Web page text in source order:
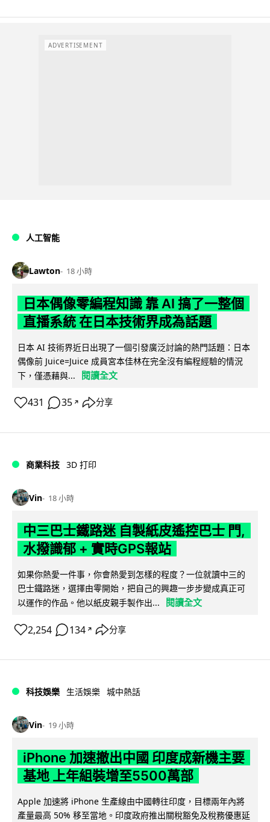
ADVERTISEMENT
人工智能
Lawton 18 小時
日本偶像零編程知識 靠 AI 搞了一整個
直播系統 在日本技術界成為話題
日本 AI 技術界近日出現了一個引發廣泛討論的熱門話題：日本
偶像前 Juice=Juice 成員宮本佳林在完全沒有編程經驗的情況
下，僅憑藉與...
閱讀全文
431 35 ↗ 分享
商業科技 3D 打印
Vin 18 小時
中三巴士鐵路迷 自製紙皮遙控巴士 門,
水撥識郁 + 實時GPS報站
如果你熱愛一件事，你會熱愛到怎樣的程度？一位就讀中三的
巴士鐵路迷，選擇由零開始，把自己的興趣一步步變成真正可
以運作的作品。他以紙皮親手製作出...
閱讀全文
2,254 134 ↗ 分享
科技娛樂 生活娛樂 城中熱話
Vin 19 小時
iPhone 加速撤出中國 印度成新機主要
基地 上年組裝增至5500萬部
Apple 加速將 iPhone 生產線由中國轉往印度，目標兩年內將
產量最高 50% 移至當地。印度政府推出關稅豁免及稅務優惠延